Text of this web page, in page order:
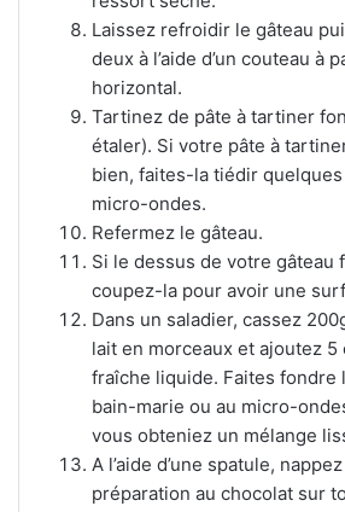
Laissez refroidir le gâteau
deux à l’aide d’un couteau à
horizontal.
Tartinez de pâte à tartiner
étaler). Si votre pâte à
bien, faites-la tiédir
micro-ondes.
Refermez le gâteau.
Si le dessus de votre gâteau
coupez-la pour avoir une
Dans un saladier, cassez
lait en morceaux et ajoutez 5
fraîche liquide. Faites fondre
bain-marie ou au micro-
vous obteniez un mélange
A l’aide d’une spatule,
préparation au chocolat sur